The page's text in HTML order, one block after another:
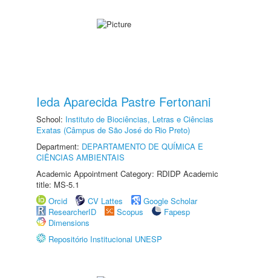
Ieda Aparecida Pastre Fertonani
School: Instituto de Biociências, Letras e Ciências
Exatas (Câmpus de São José do Rio Preto)
Department: DEPARTAMENTO DE QUÍMICA E
CIÊNCIAS AMBIENTAIS
Academic Appointment Category: RDIDP Academic
title: MS-5.1
Orcid
CV Lattes
Google Scholar
ResearcherID
Scopus
Fapesp
Dimensions
Repositório Institucional UNESP